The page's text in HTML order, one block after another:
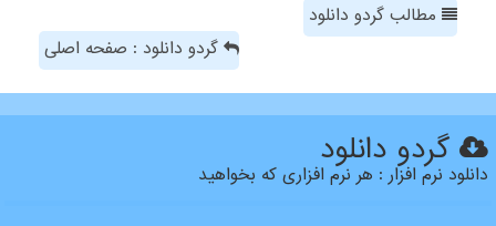
مطالب گردو دانلود
گردو دانلود : صفحه اصلی
گردو دانلود
دانلود نرم افزار : هر نرم افزاری که بخواهید